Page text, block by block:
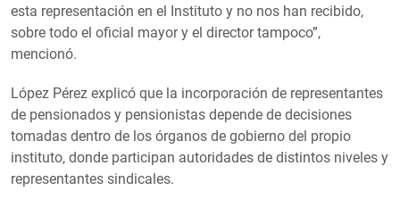
esta representación en el Instituto y no nos han recibido,
sobre todo el oficial mayor y el director tampoco”,
mencionó.
López Pérez explicó que la incorporación de representantes
de pensionados y pensionistas depende de decisiones
tomadas dentro de los órganos de gobierno del propio
instituto, donde participan autoridades de distintos niveles y
representantes sindicales.